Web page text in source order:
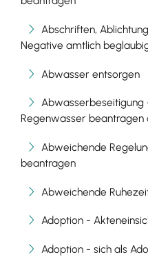
Abschriften,
Negative amtlich
Abwasser entsorgen
Abwasserbeseitigung
Regenwasser
Abweichende
beantragen
Abweichende
Adoption -
Adoption - sich als